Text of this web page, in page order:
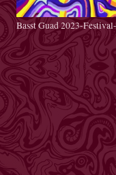
Basst Guad 2023-